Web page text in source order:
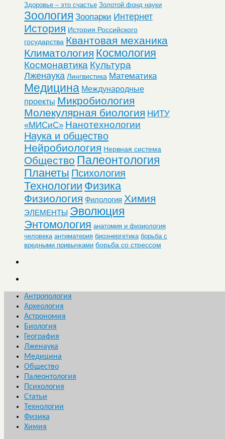
Здоровье – это счастье Золотой фонд науки
Зоология Зоопарки Интернет
История История Российского
государства Квантовая механика
Климатология Космология
Космонавтика Культура
Лженаука Лингвистика Математика
Медицина Международные
проекты Микробиология
Молекулярная биология НИТУ
«МИСиС» Нанотехнологии
Наука и общество
Нейробиология Нервная система
Общество Палеонтология
Планеты Психология
Технологии Физика
Физиология Филология Химия
ЭЛЕМЕНТЫ Эволюция
Энтомология анатомия и физиология
человека антиматерия биоэнергетика борьба с
вредными привычками борьба со стрессом
Антропология
Археология
Астрономия
Биология
География
Лженаука
Медицина
Общество
Палеонтология
Психология
Статьи
Технологии
Физика
Химия